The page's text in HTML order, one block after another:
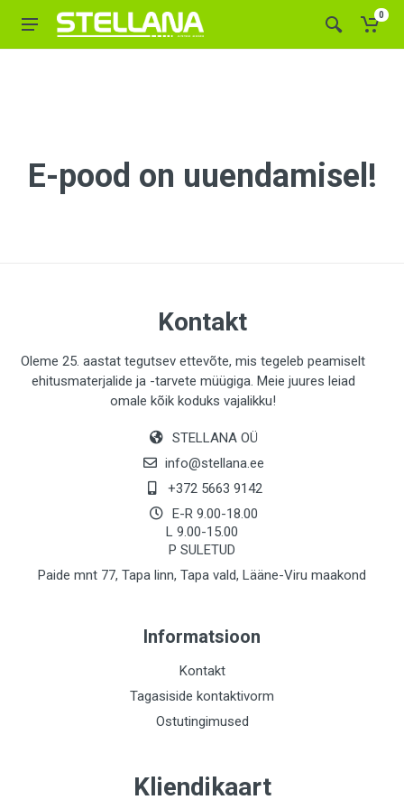
0
E-pood on uuendamisel!
Kontakt
Oleme 25. aastat tegutsev ettevõte, mis tegeleb peamiselt
ehitusmaterjalide ja -tarvete müügiga. Meie juures leiad
omale kõik koduks vajalikku!
STELLANA OÜ
info@stellana.ee
+372 5663 9142
E-R 9.00-18.00
L 9.00-15.00
P SULETUD
Paide mnt 77, Tapa linn, Tapa vald, Lääne-Viru maakond
Informatsioon
Kontakt
Tagasiside kontaktivorm
Ostutingimused
Kliendikaart